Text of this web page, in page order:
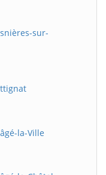
sur-
la-Ville